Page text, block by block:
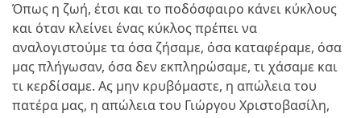
Όπως η ζωή, έτσι και το ποδόσφαιρο κάνει κύκλους
και όταν κλείνει ένας κύκλος πρέπει να
αναλογιστούμε τα όσα ζήσαμε, όσα καταφέραμε, όσα
μας πλήγωσαν, όσα δεν εκπληρώσαμε, τι χάσαμε και
τι κερδίσαμε. Ας μην κρυβόμαστε, η απώλεια του
πατέρα μας, η απώλεια του Γιώργου Χριστοβασίλη,